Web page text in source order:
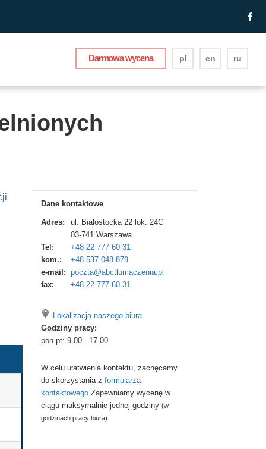
pl en ru
Darmowa wycena
Dane kontaktowe
Adres:
ul. Białostocka 22 lok. 24C
03-741 Warszawa
Tel:
+48 22 777 60 31
kom.:
+48 537 048 879
e-mail: poczta@abctlumaczenia.pl
fax:
+48 22 777 60 31
Lokalizacja naszego biura
Godziny pracy:
pon-pt: 9.00 - 17.00
W celu ułatwienia kontaktu, zachęcamy
do skorzystania z formularza
kontaktowegoZapewniamy wycenę w
ciągu maksymalnie jednej godziny (w
godzinach pracy biura)